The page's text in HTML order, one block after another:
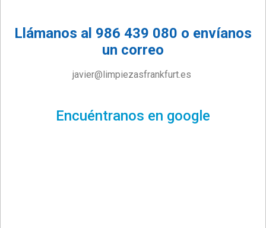
Llámanos al 986 439 080 o envíanos
un correo
javier@limpiezasfrankfurt.es
Encuéntranos en google